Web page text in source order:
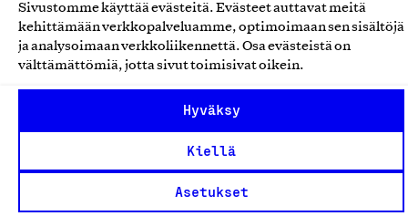
Sivustomme käyttää evästeitä. Evästeet auttavat meitä
kehittämään verkkopalveluamme, optimoimaan sen sisältöjä
ja analysoimaan verkkoliikennettä. Osa evästeistä on
välttämättömiä, jotta sivut toimisivat oikein.
Hyväksy
Kiellä
Asetukset
Avainlippu
Yhteiskunnallinen Yritys -merkki